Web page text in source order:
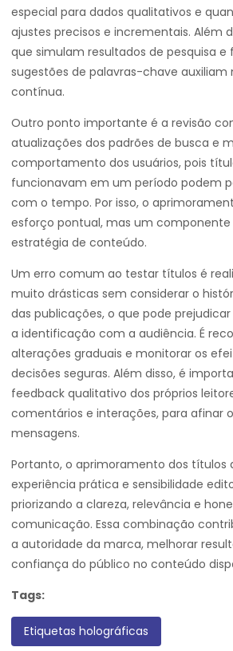
especial para dados qualitativos e
ajustes precisos e incrementais. Além
que simulam resultados de pesquisa e
sugestões de palavras-chave auxiliam
contínua.
Outro ponto importante é a revisão
atualizações dos padrões de busca e
comportamento dos usuários, pois
funcionavam em um período podem
com o tempo. Por isso, o
esforço pontual, mas um
estratégia de conteúdo.
Um erro comum ao testar títulos é
muito drásticas sem considerar o
das publicações, o que pode
a identificação com a audiência. É
alterações graduais e monitorar os
decisões seguras. Além disso, é
feedback qualitativo dos próprios
comentários e interações, para afinar
mensagens.
Portanto, o aprimoramento dos títulos
experiência prática e sensibilidade
priorizando a clareza, relevância e
comunicação. Essa combinação
a autoridade da marca, melhorar
confiança do público no conteúdo
Tags:
Etiquetas holográficas